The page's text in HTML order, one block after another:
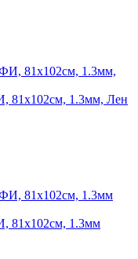
81x102см, 1.3мм, Лен
81x102см, 1.3мм